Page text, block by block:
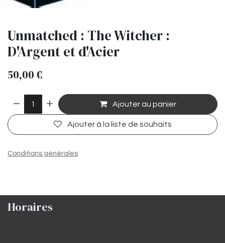
Unmatched : The Witcher :
D'Argent et d'Acier
50,00 €
Ajouter au panier
Ajouter à la liste de souhaits
Conditions générales
Horaires